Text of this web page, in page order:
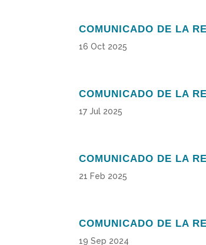
COMUNICADO DE LA
16 Oct 2025
COMUNICADO DE LA
17 Jul 2025
COMUNICADO DE LA
21 Feb 2025
COMUNICADO DE LA
19 Sep 2024